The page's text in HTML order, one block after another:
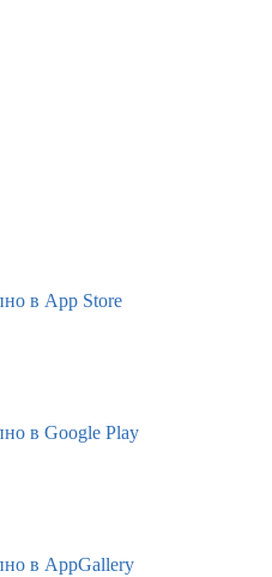
в App Store
в Google Play
в AppGallery